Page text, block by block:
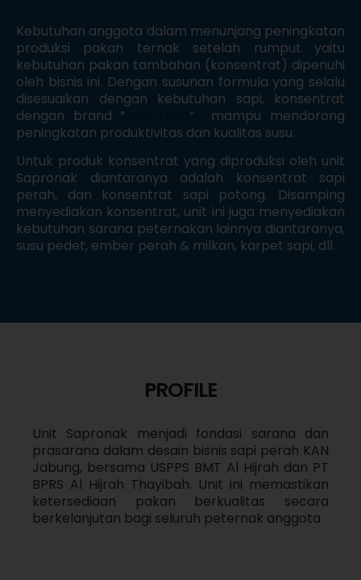
Kebutuhan anggota dalam menunjang peningkatan
produksi pakan ternak setelah rumput yaitu
kebutuhan pakan tambahan (konsentrat) dipenuhi
oleh bisnis ini. Dengan susunan formula yang selalu
disesuaikan dengan kebutuhan sapi, konsentrat
dengan brand “
” mampu mendorong
peningkatan produktivitas dan kualitas susu.
Untuk produk konsentrat yang diproduksi oleh unit
Sapronak diantaranya adalah konsentrat sapi
perah, dan konsentrat sapi potong. Disamping
menyediakan konsentrat, unit ini juga menyediakan
kebutuhan sarana peternakan lainnya diantaranya,
susu pedet, ember perah & milkan, karpet sapi, dll.
PROFILE
Unit Sapronak menjadi fondasi sarana dan
prasarana dalam desain bisnis sapi perah KAN
Jabung, bersama USPPS BMT Al Hijrah dan PT
BPRS Al Hijrah Thayibah. Unit ini memastikan
ketersediaan pakan berkualitas secara
berkelanjutan bagi seluruh peternak anggota